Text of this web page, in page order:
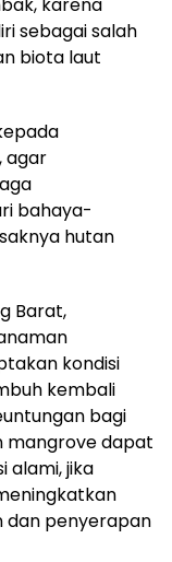
karena
sebagai salah
biota laut
agar
bahaya-
hutan
Barat,
kondisi
kembali
bagi
mangrove dapat
alami, jika
dan penyerapan